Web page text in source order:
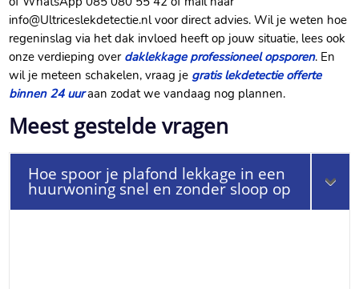
info@Ultriceslekdetectie.​nl voor direct advies.​ Wil je weten hoe
regeninslag via het dak invloed heeft op jouw situatie, lees ook
onze verdieping over daklekkage professioneel opsporen.​ En
wil je meteen schakelen, vraag je gratis lekdetectie offerte
binnen 24 uuraan zodat we vandaag nog plannen.​
Meest gestelde vragen
Hoe spoor je plafond lekkage in een
huurwoning snel en zonder sloop op